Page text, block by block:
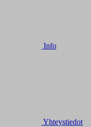
Info
Yhteystiedot